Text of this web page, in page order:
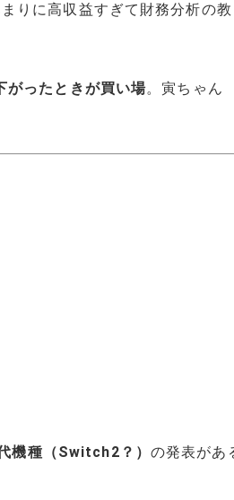
りに高収益すぎて財務分析の教
がったときが買い場。寅ちゃん
機種（Switch2？） の発表があ